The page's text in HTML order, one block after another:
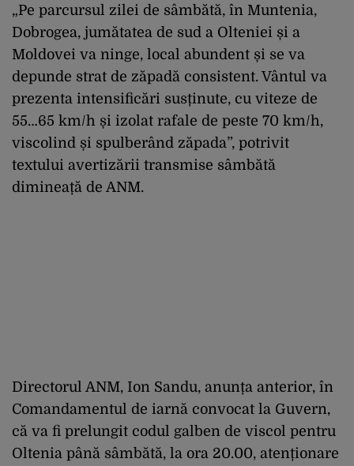
„Pe parcursul zilei de sâmbătă, în Muntenia,
Dobrogea, jumătatea de sud a Olteniei și a
Moldovei va ninge, local abundent și se va
depunde strat de zăpadă consistent. Vântul va
prezenta intensificări susținute, cu viteze de
55…65 km/h și izolat rafale de peste 70 km/h,
viscolind și spulberând zăpada”, potrivit
textului avertizării transmise sâmbătă
dimineață de ANM.
Directorul ANM, Ion Sandu, anunța anterior, în
Comandamentul de iarnă convocat la Guvern,
că va fi prelungit codul galben de viscol pentru
Oltenia până sâmbătă, la ora 20.00, atenționare